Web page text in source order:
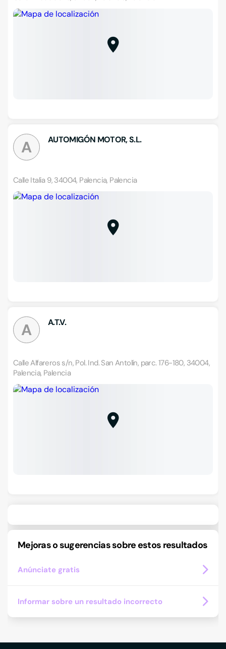
A AUTOMIGÓN MOTOR, S.L.
Calle Italia 9, 34004, Palencia, Palencia
A A.T.V.
Calle Alfareros s/n, Pol. Ind. San Antolín, parc. 176-180, 34004,
Palencia, Palencia
Mejoras o sugerencias sobre estos resultados
Anúnciate gratis
Informar sobre un resultado incorrecto